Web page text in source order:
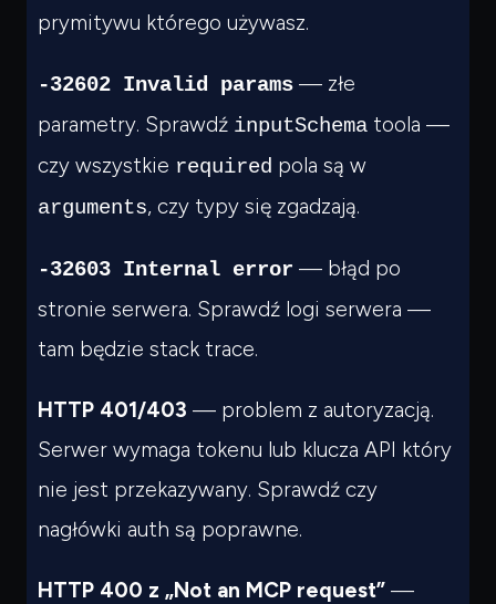
prymitywu którego używasz.
-32602 Invalid params — złe
parametry. Sprawdź inputSchema toola —
czy wszystkie required pola są w
arguments, czy typy się zgadzają.
-32603 Internal error — błąd po
stronie serwera. Sprawdź logi serwera —
tam będzie stack trace.
HTTP 401/403 — problem z autoryzacją.
Serwer wymaga tokenu lub klucza API który
nie jest przekazywany. Sprawdź czy
nagłówki auth są poprawne.
HTTP 400 z „Not an MCP request” —